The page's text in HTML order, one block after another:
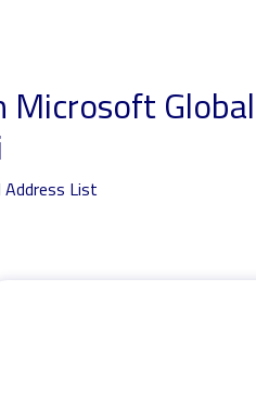
Microsoft Global
Address List